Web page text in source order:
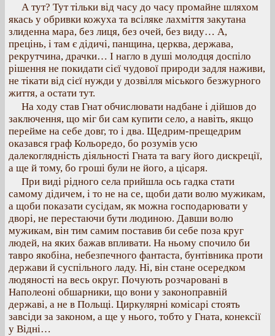
А тут? Тут тільки від часу до часу промайне шляхом
якась у обривки кожуха та всіляке лахміття закутана
злиденна мара, без лиця, без очей, без виду… А,
прецінь, і там є дідичі, панщина, церква, держава,
рекрутчина, драчки… І нагло в душі молодця доспіло
рішення не покидати сієї чудової природи задля наживи,
не тікати від сієї нужди у дозвілля міського безжурного
життя, а остати тут.
На ходу став Гнат обчислювати надбане і дійшов до
заключення, що міг би сам купити село, а навіть, якщо
перейме на себе довг, то і два. Щедрим-прещедрим
оказався граф Кольоредо, бо розумів усю
далекоглядність діяльності Гната та вагу його дискреції,
а ще й тому, бо гроші були не його, а цісаря.
При виді рідного села прийшла ось гадка стати
самому дідичем, і то не на се, щоби дати волю мужикам,
а щоби показати сусідам, як можна господарювати у
дворі, не перестаючи бути людиною. Давши волю
мужикам, він тим самим поставив би себе поза круг
людей, на яких бажав впливати. На ньому спочило би
тавро якобіна, небезпечного фантаста, бунтівника проти
держави й суспільного ладу. Ні, він стане осередком
людяності на весь округ. Почують розчаровані в
Наполеоні обшарники, що вони у законоправній
державі, а не в Польщі. Циркулярні комісарі стоять
завсіди за законом, а ще у нього, тобто у Гната, конексії
у Відні…